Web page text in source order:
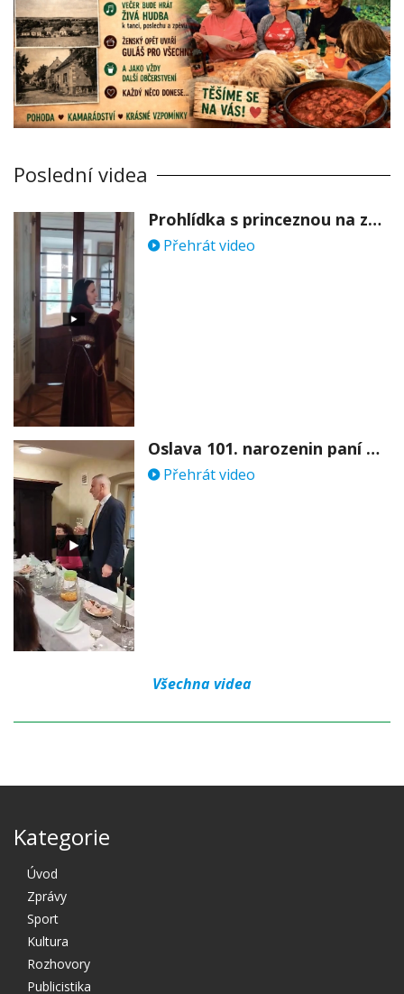
Poslední videa
Prohlídka s princeznou na zámku Stekník
Přehrát video
Oslava 101. narozenin paní Věry Skořepové
Přehrát video
Všechna videa
Kategorie
Úvod
Zprávy
Sport
Kultura
Rozhovory
Publicistika